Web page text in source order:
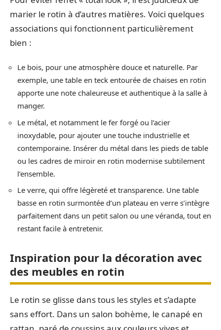
marier le rotin à d’autres matières. Voici quelques
associations qui fonctionnent particulièrement
bien :
Le bois, pour une atmosphère douce et naturelle. Par
exemple, une table en teck entourée de chaises en rotin
apporte une note chaleureuse et authentique à la salle à
manger.
Le métal, et notamment le fer forgé ou l’acier
inoxydable, pour ajouter une touche industrielle et
contemporaine. Insérer du métal dans les pieds de table
ou les cadres de miroir en rotin modernise subtilement
l’ensemble.
Le verre, qui offre légèreté et transparence. Une table
basse en rotin surmontée d’un plateau en verre s’intègre
parfaitement dans un petit salon ou une véranda, tout en
restant facile à entretenir.
Inspiration pour la décoration avec
des meubles en rotin
Le rotin se glisse dans tous les styles et s’adapte
sans effort. Dans un salon bohème, le canapé en